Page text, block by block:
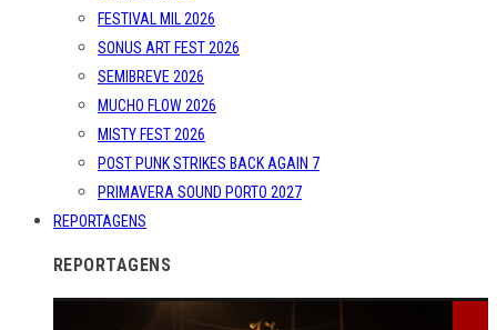
FESTIVAL MIL 2026
SONUS ART FEST 2026
SEMIBREVE 2026
MUCHO FLOW 2026
MISTY FEST 2026
POST PUNK STRIKES BACK AGAIN 7
PRIMAVERA SOUND PORTO 2027
REPORTAGENS
REPORTAGENS